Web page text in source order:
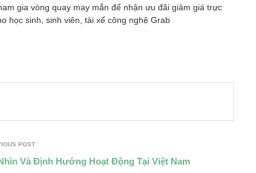
gia vòng quay may mắn để nhận ưu đãi giảm giá trực
học sinh, sinh viên, tài xế công nghệ Grab
POST
Và Định Hướng Hoạt Động Tại Việt Nam